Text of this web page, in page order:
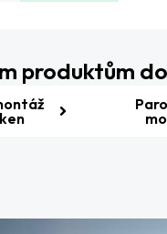
produktům